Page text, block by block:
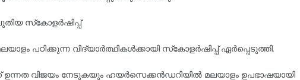
സ്‌കോളർഷിപ്പ്
പഠിക്കുന്ന വിദ്യാർത്ഥികൾക്കായി സ്‌കോളർഷിപ്പ് ഏർപ്പെടുത്തി.
ഉന്നത വിജയം നേടുകയും ഹയർസെക്കൻഡറിയിൽ മലയാളം ഉപഭാഷയായി